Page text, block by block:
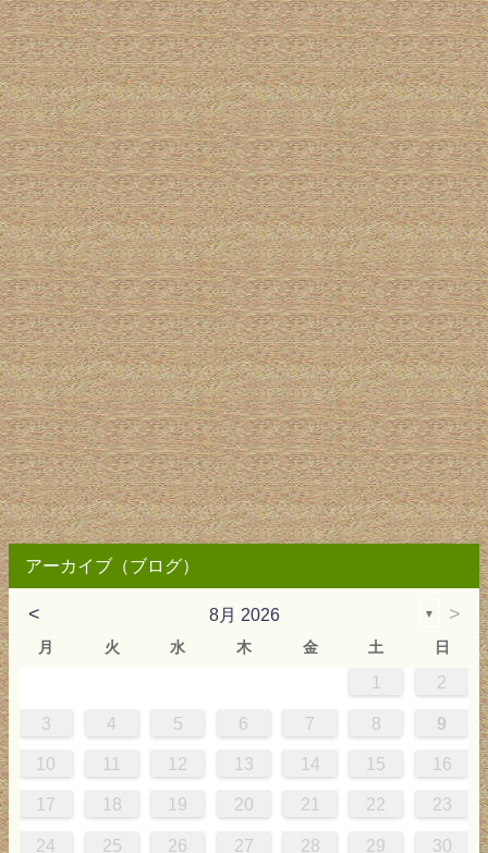
アーカイブ（ブログ）
< 8月 2026 ▼ >
月 火 水 木 金 土 日
1 2
3 4 5 6 7 8 9
10 11 12 13 14 15 16
17 18 19 20 21 22 23
24 25 26 27 28 29 30